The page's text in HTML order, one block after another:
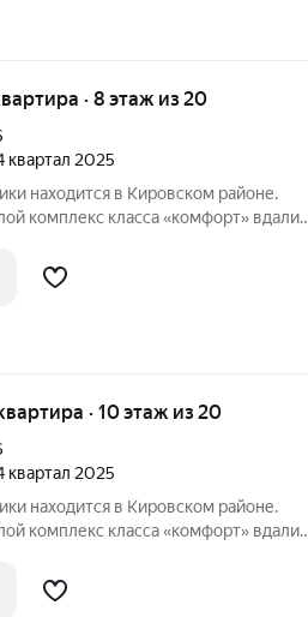
· 8 этаж из 20
квартал 2025
находится в Кировском районе.
жилой квартал состоит из трёх
· 10 этаж из 20
квартал 2025
находится в Кировском районе.
жилой квартал состоит из трёх